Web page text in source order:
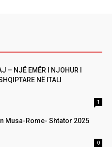
– NJË EMËR I NJOHUR I
NË ITALI
1
Musa-Rome- Shtator 2025
0